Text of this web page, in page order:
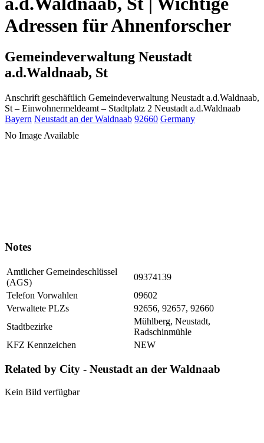
Adressen für Ahnenforscher
Gemeindeverwaltung Neustadt
a.d.Waldnaab, St
Anschrift geschäftlich Gemeindeverwaltung Neustadt a.d.Waldnaab,
St – Einwohnermeldeamt – Stadtplatz 2 Neustadt a.d.Waldnaab
Bayern Neustadt an der Waldnaab 92660 Germany
No Image Available
Notes
Amtlicher Gemeindeschlüssel
(AGS)
09374139
Telefon Vorwahlen
09602
Verwaltete PLZs
92656, 92657, 92660
Stadtbezirke
Mühlberg, Neustadt,
Radschinmühle
KFZ Kennzeichen
NEW
Related by City - Neustadt an der Waldnaab
Kein Bild verfügbar